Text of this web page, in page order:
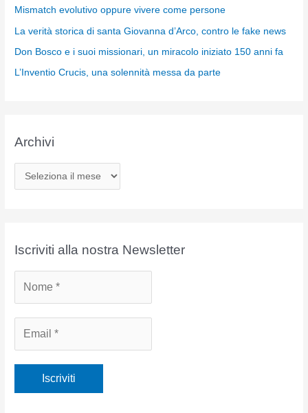
Mismatch evolutivo oppure vivere come persone
La verità storica di santa Giovanna d’Arco, contro le fake news
Don Bosco e i suoi missionari, un miracolo iniziato 150 anni fa
L’Inventio Crucis, una solennità messa da parte
Archivi
r
iIscriviti alla nostra Newsletter